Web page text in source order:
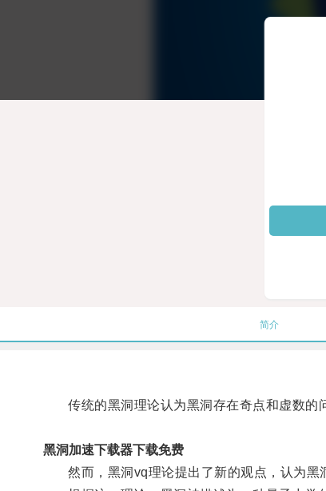
简介
传统的黑洞理论认为黑洞存在奇点和虚数的
黑洞加速下载器下载免费
然而，黑洞vq理论提出了新的观点，认为黑